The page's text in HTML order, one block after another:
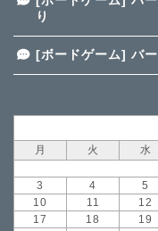
り
[ボードゲーム] バ
月
火 水
3
4 5
10
11 12
17
18 19